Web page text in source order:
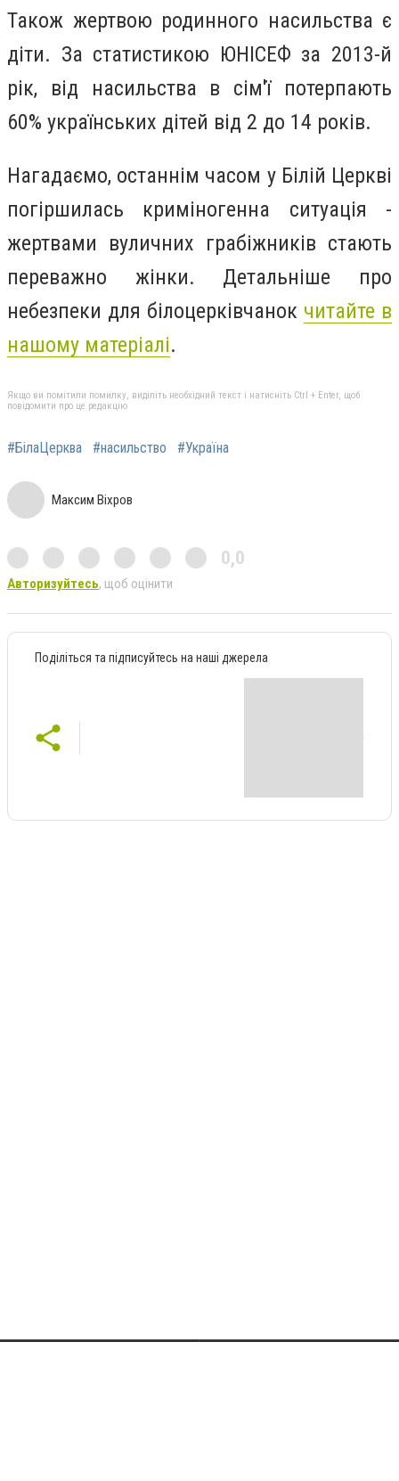
Також жертвою родинного насильства є
діти. За статистикою ЮНІСЕФ за 2013-й
рік, від насильства в сім'ї потерпають
60% українських дітей від 2 до 14 років.
Нагадаємо, останнім часом у Білій Церкві
погіршилась криміногенна ситуація -
жертвами вуличних грабіжників стають
переважно жінки. Детальніше про
небезпеки для білоцерківчанок читайте в
нашому матеріалі.
Якщо ви помітили помилку, виділіть необхідний текст і натисніть Ctrl + Enter, щоб
повідомити про це редакцію
#БілаЦерква #насильство #Україна
Максим Віхров
0,0
Авторизуйтесь, щоб оцінити
Поділіться та підписуйтесь на наші джерела